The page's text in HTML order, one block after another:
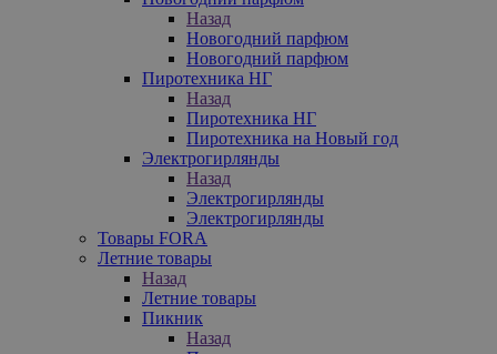
Назад
Новогодний парфюм
Новогодний парфюм
Пиротехника НГ
Назад
Пиротехника НГ
Пиротехника на Новый год
Электрогирлянды
Назад
Электрогирлянды
Электрогирлянды
Товары FORA
Летние товары
Назад
Летние товары
Пикник
Назад